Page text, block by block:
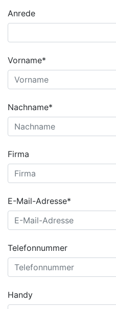
Anrede
Vorname*
Nachname*
Firma
E-Mail-Adresse*
Telefonnummer
Handy